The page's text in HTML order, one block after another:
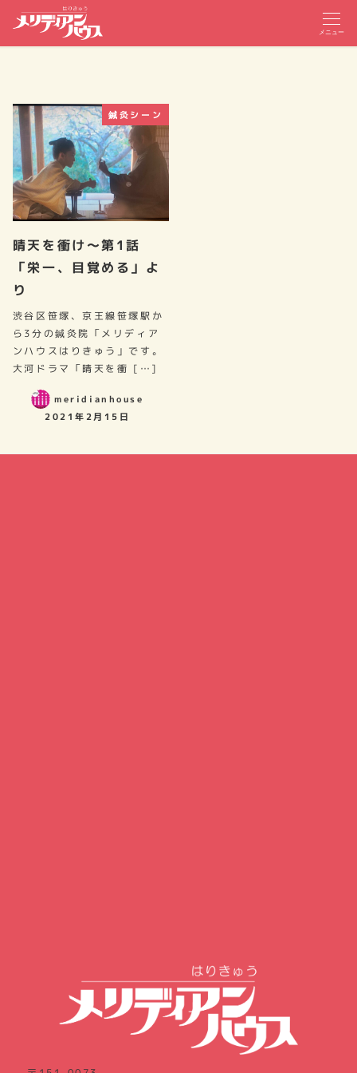
メニュー
鍼灸シーン
晴天を衝け～第1話
「栄一、目覚める」よ
り
渋谷区笹塚、京王線笹塚駅か
ら3分の鍼灸院「メリディア
ンハウスはりきゅう」です。
大河ドラマ「晴天を衝 […]
meridianhouse
2021年2月15日